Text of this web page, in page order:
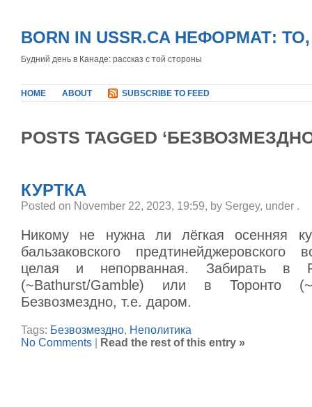
BORN IN USSR.CA НЕФОРМАТ:
Будний день в Канаде: рассказ с той стороны
HOME ABOUT SUBSCRIBE TO FEED
POSTS TAGGED
КУРТКА
Posted on November 22, 2023, 19:59, by Sergey, under .
Никому не нужна ли лёгкая осенняя
бальзаковского предтинейджеровского
целая и непорванная. Забирать в
(~Bathurst/Gamble) или в Торонто
Безвозмездно, т.е. даром.
Tags: Безвозмездно, Неполитика
No Comments
Read the rest of this entry »